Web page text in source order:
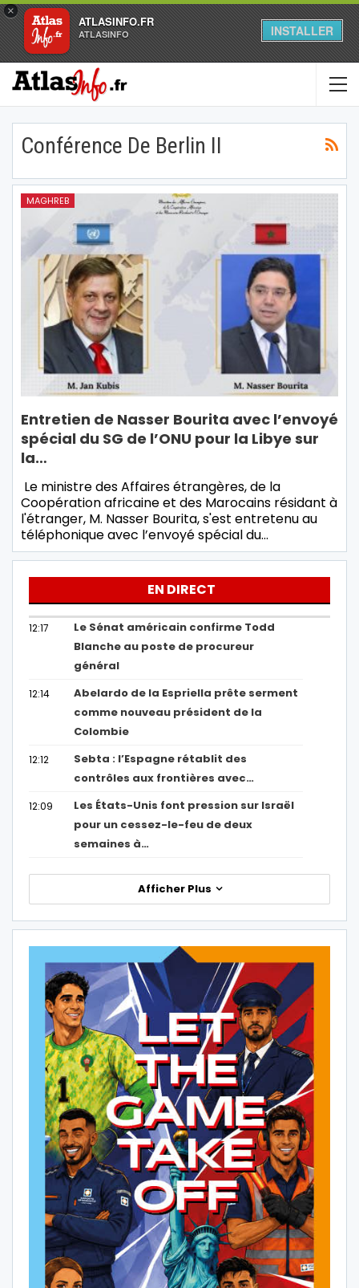
×
ATLASINFO.FR
ATLASINFO INSTALLER
Conférence De Berlin II
MAGHREB
Entretien de Nasser Bourita avec l’envoyé
spécial du SG de l’ONU pour la Libye sur
la…
Le ministre des Affaires étrangères, de la
Coopération africaine et des Marocains résidant à
l'étranger, M. Nasser Bourita, s'est entretenu au
téléphonique avec l’envoyé spécial du…
EN DIRECT
12:17
Le Sénat américain confirme Todd
Blanche au poste de procureur
général
12:14
Abelardo de la Espriella prête serment
comme nouveau président de la
Colombie
12:12
Sebta : l’Espagne rétablit des
contrôles aux frontières avec…
12:09
Les États-Unis font pression sur Israël
pour un cessez-le-feu de deux
semaines à…
Afficher Plus